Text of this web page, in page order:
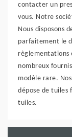
contacter un
vous. Notre
Nous disposons
parfaitement le
règlementations
nombreux
modèle rare.
dépose de tuiles
tuiles.